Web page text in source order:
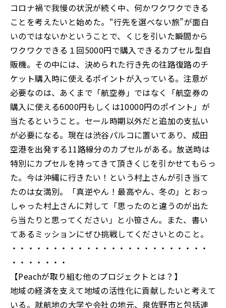
コロナ禍で我慢の状況が続く中、何かワクワクできる
ことを考えたいと始めた。“行先を選べない旅”が面白
いのではないかということで、くじを引いた瞬間から
ワクワクできる１回5000円で購入できるカプセル型自
販機。その中には、決められた行き先の往路復路のチ
ケット購入時に使えるポイントが入っている。注意が
必要なのは、あくまで「航空券」ではなく「航空券の
購入に使える6000円もしくは10000円のポイント」が
当たるということ。セール時期以外だと追加の支払い
が必要になる。現在は渋谷パルコに置いてあり、成田
空港を出発する11路線分のカプセルがある。放送時は
特別にカプセルを持ってきて頂きくじを引かせてもらっ
た。今は沖縄に行きたい！という村上さんが引き当て
たのは女満別。「真逆やん！最高やん、冬の」とおっ
しゃった村上さんに対して「思ったのと違うのが出た
ら当たりと思ってください」と小笹さん。また、書い
てあるミッションにぜひ挑戦してくださいとのこと。
・・・・・・・・・・・・・・・・・・・・・・・・
・・・・・・・
【Peachが取り組む他のプロジェクトとは？】
地域の経済を支えて地域の活性化に貢献したいと考えて
いる。就航地の大学や会社の地元、泉佐野市と包括連